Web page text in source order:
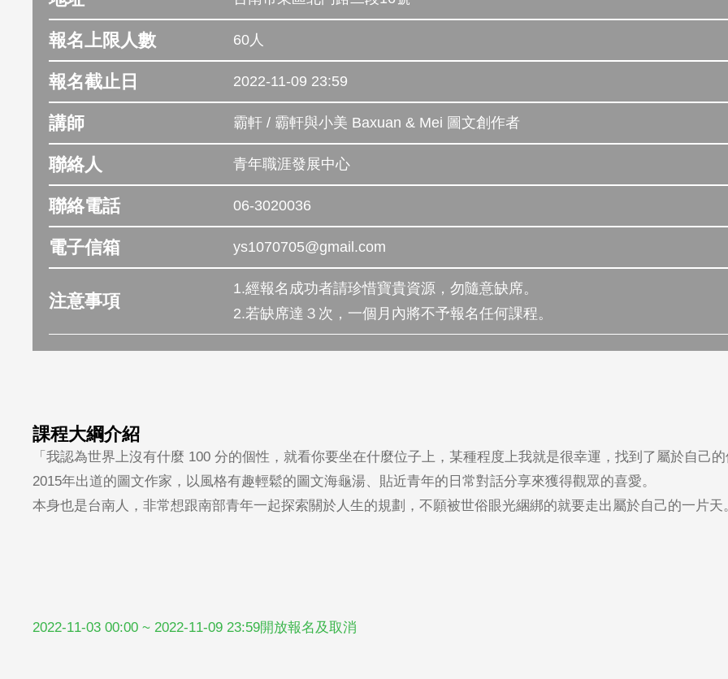
報名上限人數 60人
報名截止日 2022-11-09 23:59
講師 霸軒 / 霸軒與小美 Baxuan & Mei 圖文創作者
聯絡人 青年職涯發展中心
聯絡電話 06-3020036
電子信箱 ys1070705@gmail.com
注意事項
1.經報名成功者請珍惜寶貴資源，勿隨意缺席。
2.若缺席達３次，一個月內將不予報名任何課程。
課程大綱介紹
「我認為世界上沒有什麼 100 分的個性，就看你要坐在什麼位子上，某種程度上我就是很幸運，找到了屬於自己的
2015年出道的圖文作家，以風格有趣輕鬆的圖文海龜湯、貼近青年的日常對話分享來獲得觀眾的喜愛。
本身也是台南人，非常想跟南部青年一起探索關於人生的規劃，不願被世俗眼光綑綁的就要走出屬於自己的一片天
2022-11-03 00:00 ~ 2022-11-09 23:59開放報名及取消